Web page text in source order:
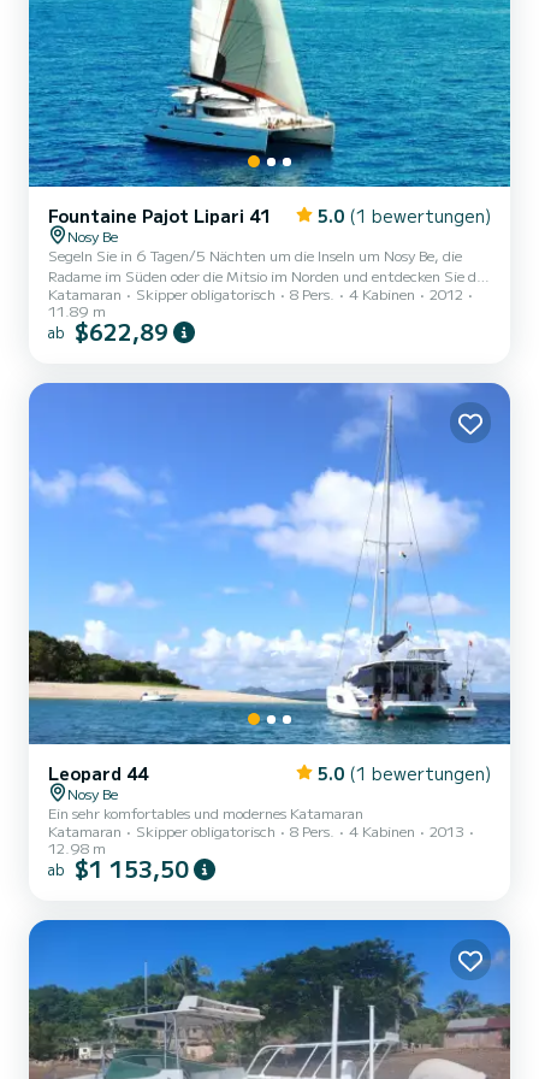
Fountaine Pajot Lipari 41 5.0 (1 bewertungen)
Nosy Be
Segeln Sie in 6 Tagen/5 Nächten um die Inseln um Nosy Be, die
Radame im Süden oder die Mitsio im Norden und entdecken Sie die
unberührte Natur fernab der Menschenmassen. Unsere Crew
kümmert sich um alles.
Katamaran Skipper obligatorisch 8 Pers. 4 Kabinen
2012
11.89 m
ab $622,89
Leopard 44 5.0 (1 bewertungen)
Nosy Be
Ein sehr komfortables und modernes Katamaran
Katamaran
Skipper obligatorisch 8 Pers. 4 Kabinen
2013
12.98 m
ab $1 153,50